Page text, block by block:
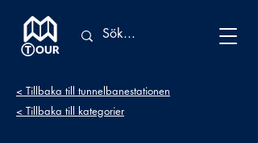
< Tillbaka till tunnelbanestationen
< Tillbaka till kategorier